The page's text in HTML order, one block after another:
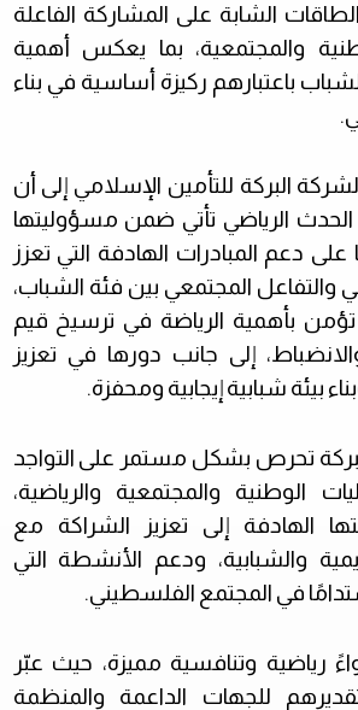
الشابة على المشاركة الفاعلة
والمجتمعية، بما يعكس أهمية
باعتبارهم ركيزة أساسية في بناء
.
البركة للتأمين الإسلامي إلى أن
الحدث الرياضي تأتي ضمن مسؤوليتها
دعم المبادرات الهادفة التي تعزز
والتفاعل المجتمعي بين فئة الشباب،
بأهمية الرياضة في ترسيخ قيم
والانضباط، إلى جانب دورها في تعزيز
بيئة شبابية إيجابية ومحفزة.
تحرص بشكل مستمر على التواجد
الوطنية والمجتمعية والرياضية،
الهادفة إلى تعزيز الشراكة مع
والشبابية، ودعم الأنشطة التي
في المجتمع الفلسطيني.
رياضية وتنافسية مميزة، حيث عبّر
للجهات الداعمة والمنظمة